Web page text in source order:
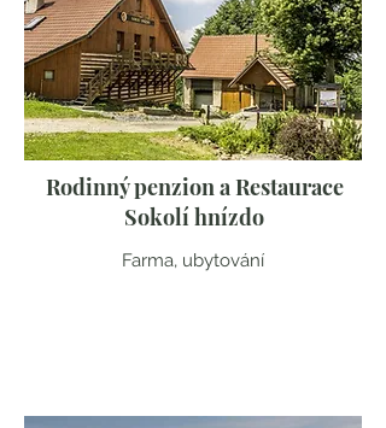
Rodinný penzion a Restaurace
Sokolí hnízdo
Farma, ubytování